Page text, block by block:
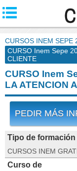
CURSOS INEM SEPE
CURSO Inem Sepe
CLIENTE
CURSO Inem
LA ATENCION
PEDIR MÁS
Tipo de formación
CURSOS INEM
Curso de